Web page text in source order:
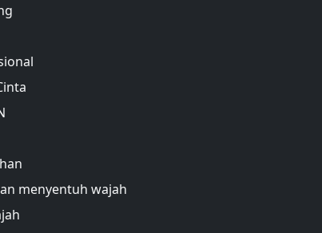
menyentuh wajah